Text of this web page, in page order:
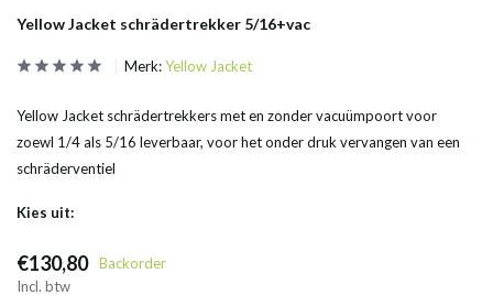
Yellow Jacket schrädertrekker 5/16+vac
Merk:Yellow Jacket
Yellow Jacket schrädertrekkers met en zonder vacuümpoort voor
zoewl 1/4 als 5/16 leverbaar, voor het onder druk vervangen van een
schräderventiel
Kies uit:
€130,80
Backorder
Incl. btw